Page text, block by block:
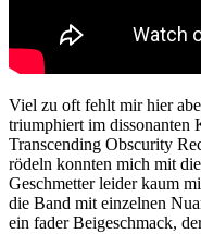
Viel zu oft fehlt mir hier
triumphiert im dissonanten
Transcending Obscurity
rödeln konnten mich mit
Geschmetter leider kaum
die Band mit einzelnen
ein fader Beigeschmack,